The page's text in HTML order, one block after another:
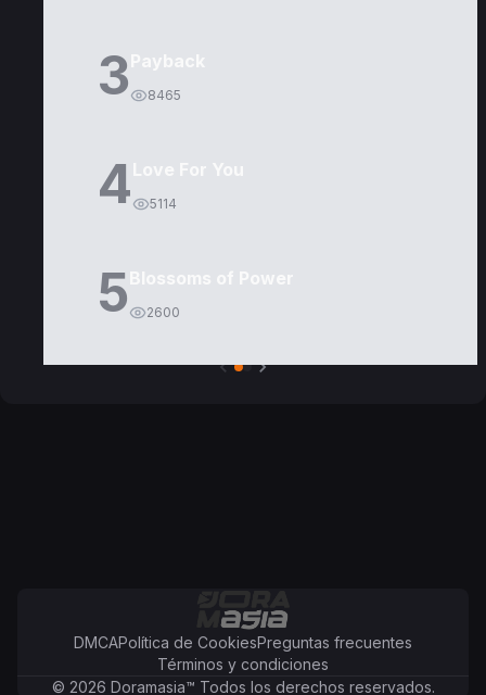
3 8465
4 5114
5 2600
DMCAPolítica de CookiesPreguntas frecuentes
Términos y condiciones
© 2026 Doramasia™ Todos los derechos reservados.